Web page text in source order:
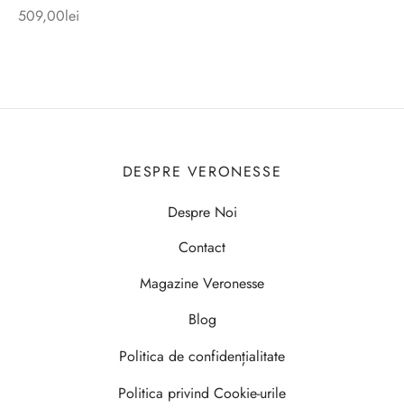
509,00lei
DESPRE VERONESSE
Despre Noi
Contact
Magazine Veronesse
Blog
Politica de confidențialitate
Politica privind Cookie-urile